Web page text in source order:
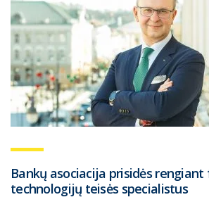
Bankų asociacija prisidės
technologijų teisės specialistus